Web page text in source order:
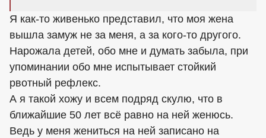
Я как-то живенько представил, что моя жена
вышла замуж не за меня, а за кого-то другого.
Нарожала детей, обо мне и думать забыла, при
упоминании обо мне испытывает стойкий
рвотный рефлекс.
А я такой хожу и всем подряд скулю, что в
ближайшие 50 лет всё равно на ней женюсь.
Ведь у меня жениться на ней записано на